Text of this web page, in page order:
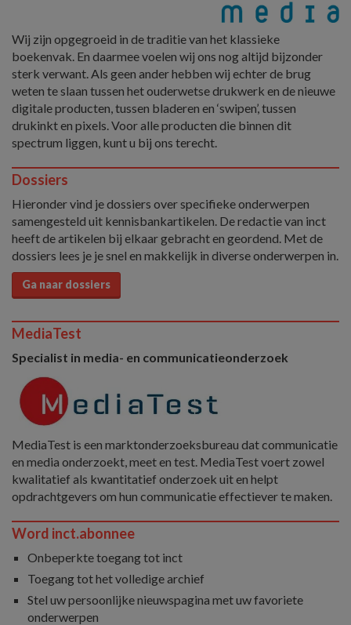
Wij zijn opgegroeid in de traditie van het klassieke
boekenvak. En daarmee voelen wij ons nog altijd bijzonder
sterk verwant. Als geen ander hebben wij echter de brug
weten te slaan tussen het ouderwetse drukwerk en de nieuwe
digitale producten, tussen bladeren en ‘swipen’, tussen
drukinkt en pixels. Voor alle producten die binnen dit
spectrum liggen, kunt u bij ons terecht.
Dossiers
Hieronder vind je dossiers over specifieke onderwerpen
samengesteld uit kennisbankartikelen. De redactie van inct
heeft de artikelen bij elkaar gebracht en geordend. Met de
dossiers lees je je snel en makkelijk in diverse onderwerpen in.
Ga naar dossiers
MediaTest
Specialist in media- en communicatieonderzoek
MediaTest is een marktonderzoeksbureau dat communicatie
en media onderzoekt, meet en test. MediaTest voert zowel
kwalitatief als kwantitatief onderzoek uit en helpt
opdrachtgevers om hun communicatie effectiever te maken.
Word inct.abonnee
Onbeperkte toegang tot inct
Toegang tot het volledige archief
Stel uw persoonlijke nieuwspagina met uw favoriete
onderwerpen